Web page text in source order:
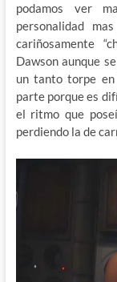
podamos ver
personalidad
cariñosamente
Dawson aunque
un tanto torpe en
parte porque es
el ritmo que
perdiendo la de